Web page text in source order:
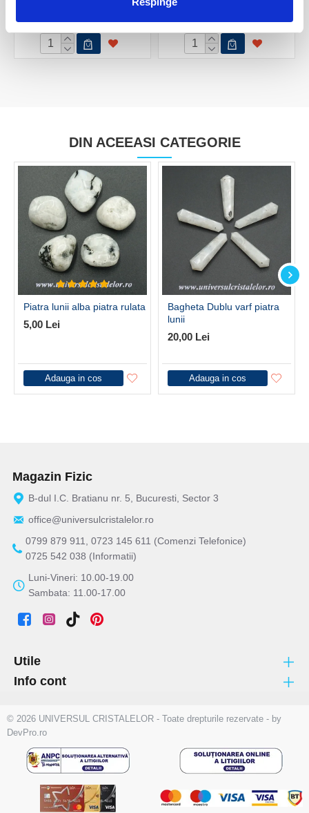
DIN ACEEASI CATEGORIE
Piatra lunii alba piatra rulata
5,00 Lei
Adauga in cos
Bagheta Dublu varf piatra
lunii
20,00 Lei
Adauga in cos
Magazin Fizic
B-dul I.C. Bratianu nr. 5, Bucuresti, Sector 3
office@universulcristalelor.ro
0799 879 911, 0723 145 611 (Comenzi Telefonice)
0725 542 038 (Informatii)
Luni-Vineri: 10.00-19.00
Sambata: 11.00-17.00
Utile
Info cont
© 2026 UNIVERSUL CRISTALELOR - Toate drepturile rezervate - by
DevPro.ro